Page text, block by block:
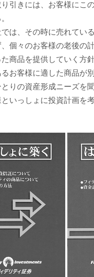
引きには、お客様にこ
は、その時に売れてい
個々のお客様の老後の
商品を提供していく方
お客様に適した商品が
りの資産形成ニーズを
といっしょに投資計画を